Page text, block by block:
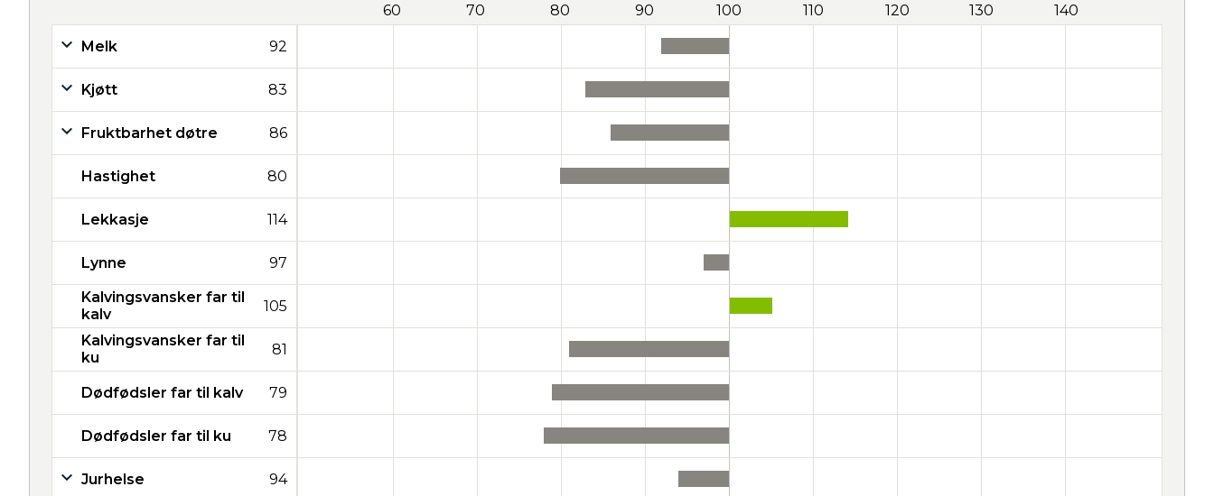
60 70 80 90 100 110 120 130 140
Melk 92
Kjøtt 83
Fruktbarhet døtre 86
Hastighet 80
Lekkasje 114
Lynne 97
Kalvingsvansker far til
kalv
105
Kalvingsvansker far til
ku
81
Dødfødsler far til kalv 79
Dødfødsler far til ku 78
Jurhelse 94